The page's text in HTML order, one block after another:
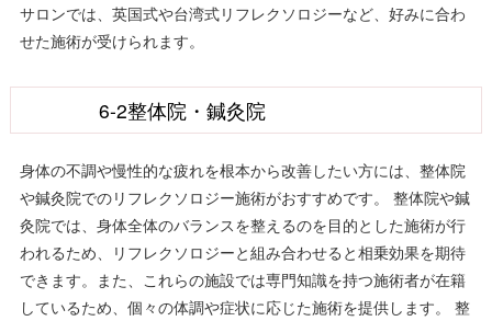
サロンでは、英国式や台湾式リフレクソロジーなど、好みに合わ
せた施術が受けられます。
6-2整体院・鍼灸院
身体の不調や慢性的な疲れを根本から改善したい方には、整体院
や鍼灸院でのリフレクソロジー施術がおすすめです。 整体院や鍼
灸院では、身体全体のバランスを整えるのを目的とした施術が行
われるため、リフレクソロジーと組み合わせると相乗効果を期待
できます。また、これらの施設では専門知識を持つ施術者が在籍
しているため、個々の体調や症状に応じた施術を提供します。 整